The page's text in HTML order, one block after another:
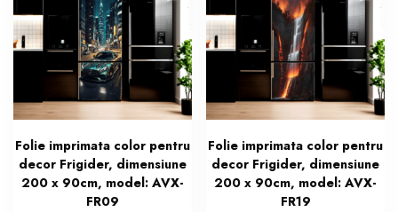
Folie imprimata color pentru
decor Frigider, dimensiune
200 x 90cm, model: AVX-
FR09
Folie imprimata color pentru
decor Frigider, dimensiune
200 x 90cm, model: AVX-
FR19